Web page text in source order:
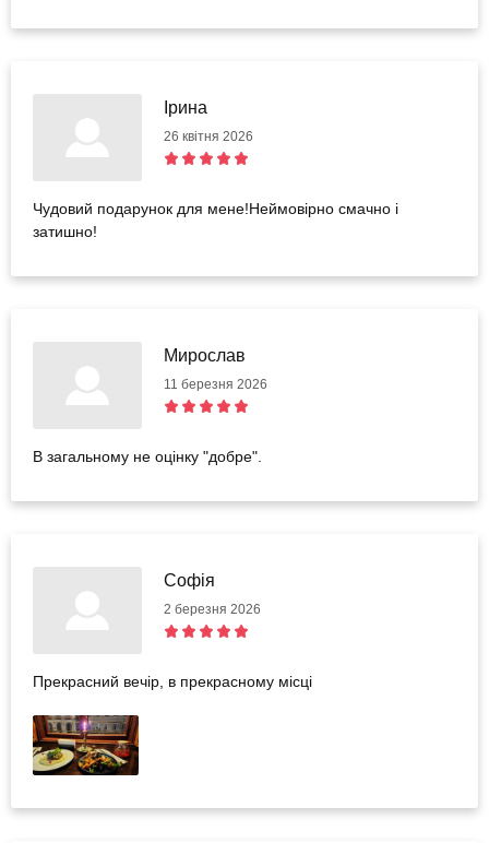
Ірина
26 квітня 2026
Чудовий подарунок для мене!Неймовірно смачно і
затишно!
Мирослав
11 березня 2026
В загальному не оцінку "добре".
Софія
2 березня 2026
Прекрасний вечір, в прекрасному місці